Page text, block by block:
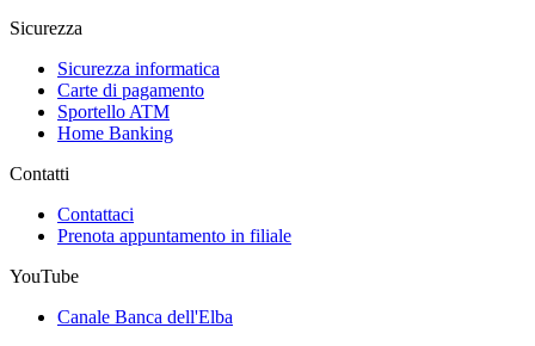
Sicurezza
Sicurezza informatica
Carte di pagamento
Sportello ATM
Home Banking
Contatti
Contattaci
Prenota appuntamento in filiale
YouTube
Canale Banca dell'Elba